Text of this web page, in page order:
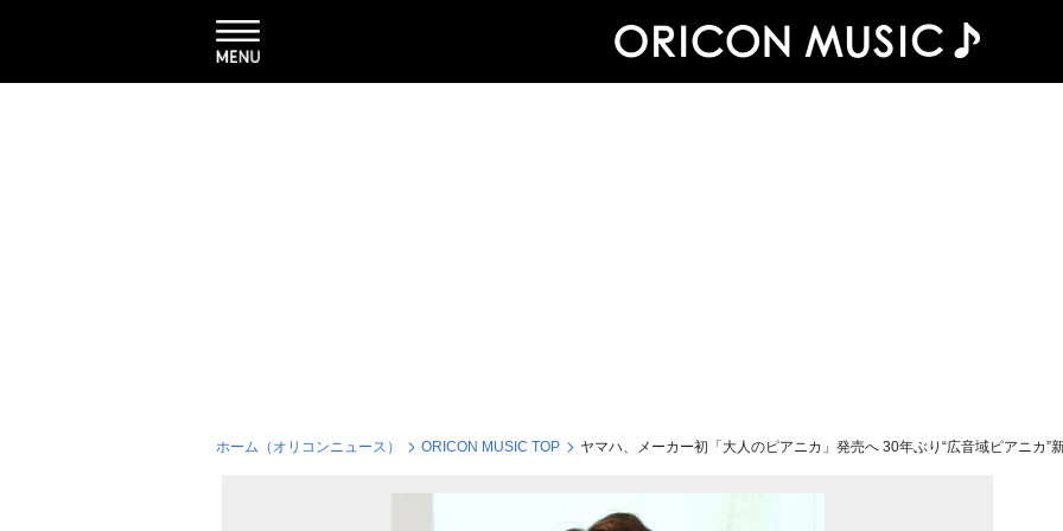
ホーム（オリコンニュース） ORICON MUSIC TOP ヤマハ、メーカー初「大人のピアニカ」発売へ 30年ぶり“広音域ピアニカ”